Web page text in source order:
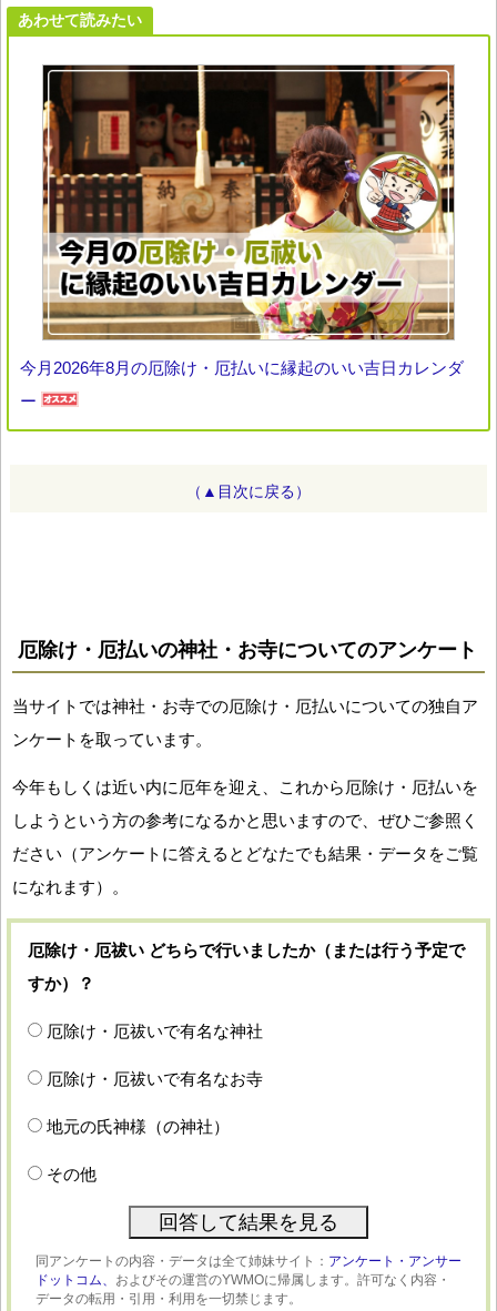
あわせて読みたい
今月2026年8月の厄除け・厄払いに縁起のいい吉日カレンダ
ー
（▲目次に戻る）
厄除け・厄払いの神社・お寺についてのアンケート
当サイトでは神社・お寺での厄除け・厄払いについての独自ア
ンケートを取っています。
今年もしくは近い内に厄年を迎え、これから厄除け・厄払いを
しようという方の参考になるかと思いますので、ぜひご参照く
ださい（アンケートに答えるとどなたでも結果・データをご覧
になれます）。
厄除け・厄祓い どちらで行いましたか（または行う予定で
すか）？
厄除け・厄祓いで有名な神社
厄除け・厄祓いで有名なお寺
地元の氏神様（の神社）
その他
同アンケートの内容・データは全て姉妹サイト： アンケート・アンサー
ドットコム、 およびその運営のYWMOに帰属します。許可なく内容・
データの転用・引用・利用を一切禁じます。